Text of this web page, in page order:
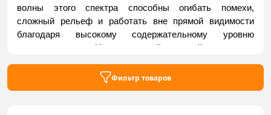
волны этого спектра способны огибать помехи,
сложный рельеф и работать вне прямой видимости
благодаря высокому содержательному уровню
проникновения. Нестандартный низкий диапазон
эффективную работу в условиях радиоэлектронного
Фильтр товаров